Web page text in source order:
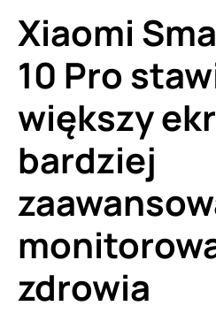
Xiaomi
10 Pro
większy
bardziej
zdrowia